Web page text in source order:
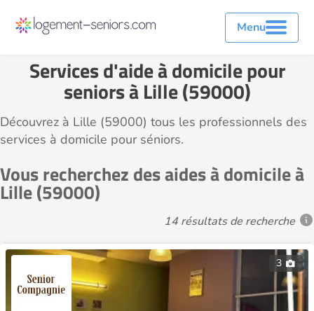
Menu
Services d'aide à domicile pour
seniors à Lille (59000)
Découvrez à Lille (59000) tous les professionnels des
services à domicile pour séniors.
Vous recherchez des aides à domicile à
Lille (59000)
14 résultats de recherche
3